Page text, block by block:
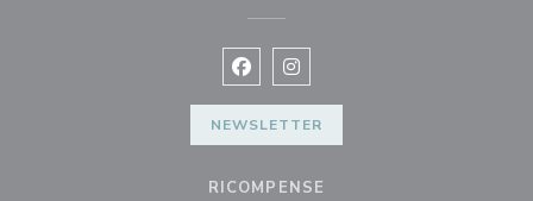
Facebook ((apre una nuova
Instagram ((apre una nuova
NEWSLETTER
RICOMPENSE